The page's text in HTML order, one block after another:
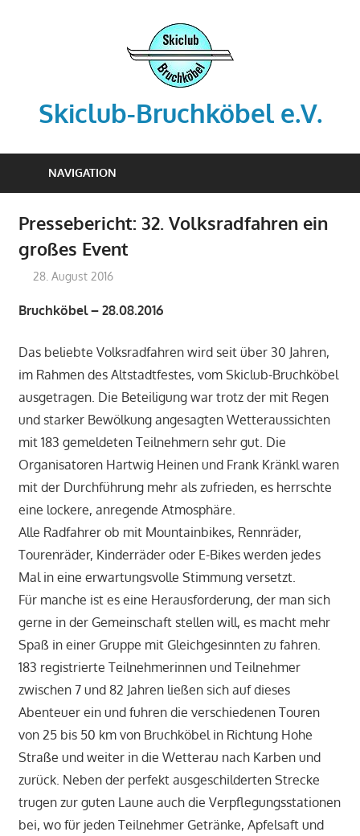
Skiclub-Bruchköbel e.V.
bruchkoebel.de
NAVIGATION
Pressebericht: 32. Volksradfahren ein
großes Event
28. August 2016
Bruchköbel – 28.08.2016
Das beliebte Volksradfahren wird seit über 30 Jahren,
im Rahmen des Altstadtfestes, vom Skiclub-Bruchköbel
ausgetragen. Die Beteiligung war trotz der mit Regen
und starker Bewölkung angesagten Wetteraussichten
mit 183 gemeldeten Teilnehmern sehr gut. Die
Organisatoren Hartwig Heinen und Frank Kränkl waren
mit der Durchführung mehr als zufrieden, es herrschte
eine lockere, anregende Atmosphäre.
Alle Radfahrer ob mit Mountainbikes, Rennräder,
Tourenräder, Kinderräder oder E-Bikes werden jedes
Mal in eine erwartungsvolle Stimmung versetzt.
Für manche ist es eine Herausforderung, der man sich
gerne in der Gemeinschaft stellen will, es macht mehr
Spaß in einer Gruppe mit Gleichgesinnten zu fahren.
183 registrierte Teilnehmerinnen und Teilnehmer
zwischen 7 und 82 Jahren ließen sich auf dieses
Abenteuer ein und fuhren die verschiedenen Touren
von 25 bis 50 km von Bruchköbel in Richtung Hohe
Straße und weiter in die Wetterau nach Karben und
zurück. Neben der perfekt ausgeschilderten Strecke
trugen zur guten Laune auch die Verpflegungsstationen
bei, wo für jeden Teilnehmer Getränke, Apfelsaft und